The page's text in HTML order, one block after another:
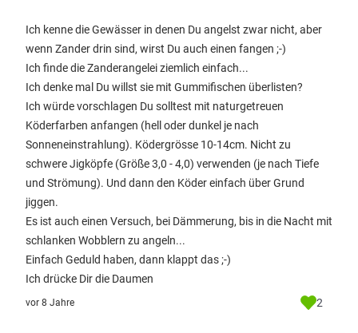
Ich kenne die Gewässer in denen Du angelst zwar nicht, aber
wenn Zander drin sind, wirst Du auch einen fangen ;-)
Ich finde die Zanderangelei ziemlich einfach...
Ich denke mal Du willst sie mit Gummifischen überlisten?
Ich würde vorschlagen Du solltest mit naturgetreuen
Köderfarben anfangen (hell oder dunkel je nach
Sonneneinstrahlung). Ködergrösse 10-14cm. Nicht zu
schwere Jigköpfe (Größe 3,0 - 4,0) verwenden (je nach Tiefe
und Strömung). Und dann den Köder einfach über Grund
jiggen.
Es ist auch einen Versuch, bei Dämmerung, bis in die Nacht mit
schlanken Wobblern zu angeln...
Einfach Geduld haben, dann klappt das ;-)
Ich drücke Dir die Daumen
vor 8 Jahre 2